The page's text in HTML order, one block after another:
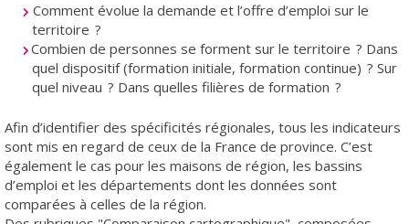
Comment évolue la demande et l’offre d’emploi sur le
territoire ?
Combien de personnes se forment sur le territoire ? Dans
quel dispositif (formation initiale, formation continue) ? Sur
quel niveau ? Dans quelles filières de formation ?
Afin d’identifier des spécificités régionales, tous les indicateurs
sont mis en regard de ceux de la France de province. C’est
également le cas pour les maisons de région, les bassins
d’emploi et les départements dont les données sont
comparées à celles de la région.